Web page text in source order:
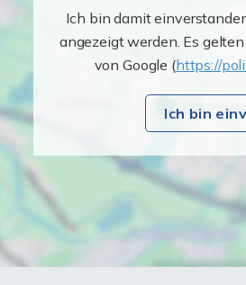
Ich bin damit
angezeigt werden. Es
von Google (https://
Ich bin